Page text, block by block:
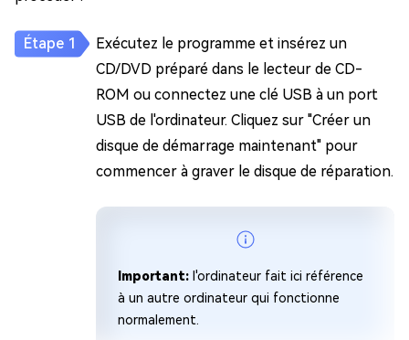
Exécutez le programme et insérez un
CD/DVD préparé dans le lecteur de CD-
ROM ou connectez une clé USB à un port
USB de l'ordinateur. Cliquez sur "Créer un
disque de démarrage maintenant" pour
commencer à graver le disque de réparation.
Important: l'ordinateur fait ici référence
à un autre ordinateur qui fonctionne
normalement.